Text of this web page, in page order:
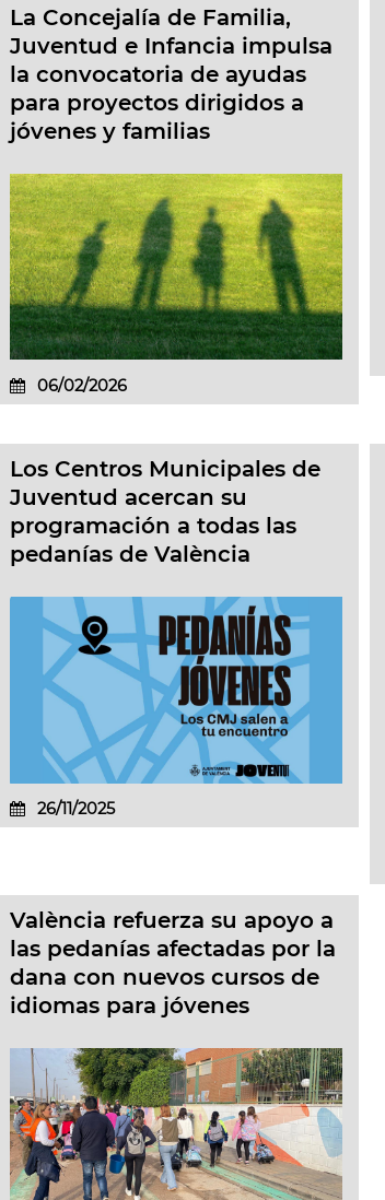
La Concejalía de Familia,
Juventud e Infancia impulsa
la convocatoria de ayudas
para proyectos dirigidos a
jóvenes y familias
06/02/2026
Los Centros Municipales de
Juventud acercan su
programación a todas las
pedanías de València
26/11/2025
València refuerza su apoyo a
las pedanías afectadas por la
dana con nuevos cursos de
idiomas para jóvenes